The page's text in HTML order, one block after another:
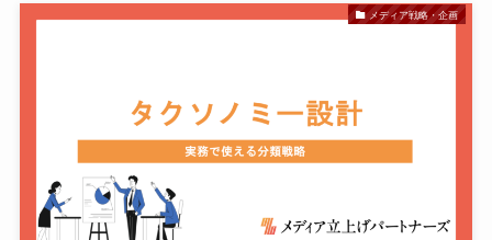
メディア戦略・企画